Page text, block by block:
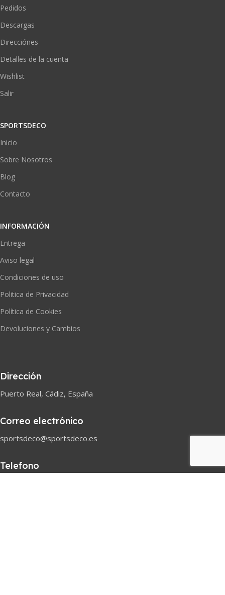
Pedidos
Descargas
Direcciónes
Detalles de la cuenta
Wishlist
Salir
SPORTSDECO
Inicio
Sobre Nosotros
Blog
Contacto
INFORMACIÓN
Entrega
Aviso legal
Condiciones de uso
Politica de Privacidad
Política de Cookies
Devoluciones y Cambios
Dirección
Puerto Real, Cádiz, España
Correo electrónico
sportsdeco@sportsdeco.es
Telefono